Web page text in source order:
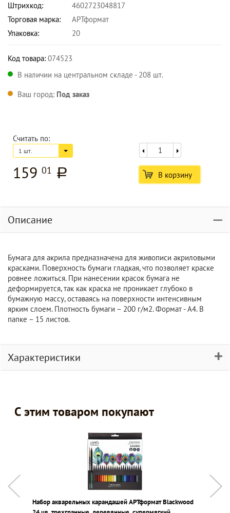
Штрихкод:
4602723048817
Торговая марка:
АРТформат
Упаковка:
20
Код товара: 074523
В наличии на центральном складе - 208 шт.
Ваш город: Под заказ
Считать по:
1 шт.
159 01 a В корзину
Описание
Бумага для акрила предназначена для живописи акриловыми
красками. Поверхность бумаги гладкая, что позволяет краске
ровнее ложиться. При нанесении красок бумага не
деформируется, так как краска не проникает глубоко в
бумажную массу, оставаясь на поверхности интенсивным
ярким слоем. Плотность бумаги – 200 г/м2. Формат - А4. В
папке – 15 листов.
Характеристики
С этим товаром покупают
Набор акварельных карандашей АРТформат Blackwood